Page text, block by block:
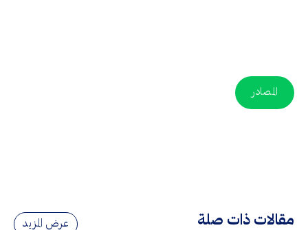
المصادر
مقالات ذات صلة عرض المزيد